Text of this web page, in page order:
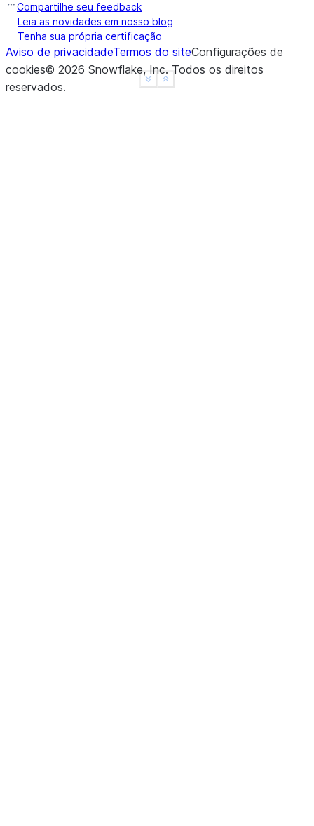
Show less
See more
Compartilhe seu feedback
Leia as novidades em nosso blog
Tenha sua própria certificação
Aviso de privacidadeTermos do siteConfigurações de
cookies© 2026 Snowflake, Inc. Todos os direitos
reservados.